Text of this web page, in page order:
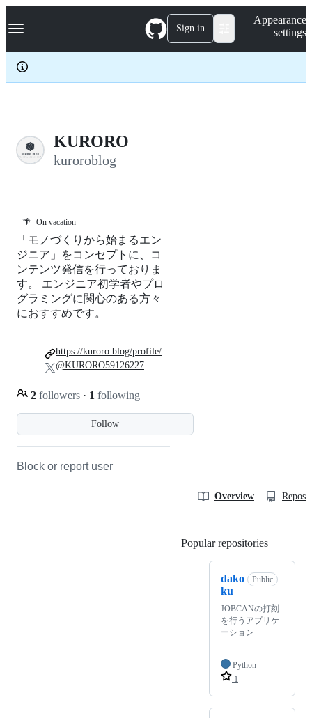
k
p
c
Navigation Menu Sign in
Appearance
settings
KURORO
kuroroblog
🌴 On vacation
Follow
「モノづくりから始まるエン
ジニア」をコンセプトに、コ
ンテンツ発信を行っておりま
す。 エンジニア初学者やプロ
グラミングに関心のある方々
におすすめです。
2 followers · 1 following
https://kuroro.blog/profile/
@KURORO59126227
Block or report user
Overview
Popular repositories
dako
ku
Public
JOBCANの打刻
を行うアプリケ
ーション
Python
1